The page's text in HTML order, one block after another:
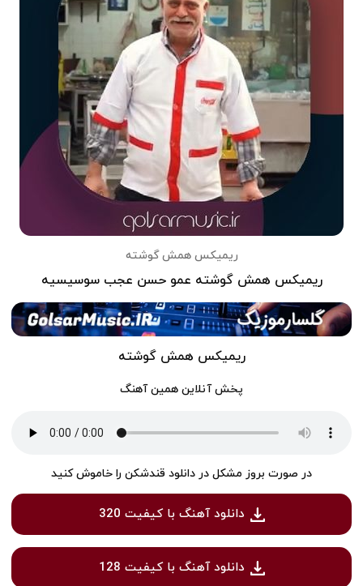
ریمیکس همش گوشته
ریمیکس همش گوشته عمو حسن عجب سوسیسیه
ریمیکس همش گوشته
پخش آنلاین همین آهنگ
در صورت بروز مشکل در دانلود قندشکن را خاموش کنید
دانلود آهنگ با کیفیت 320
دانلود آهنگ با کیفیت 128